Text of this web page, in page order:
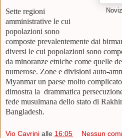
Sette regioni
amministrative le cui
popolazioni sono
composte prevalentemente dai
diversi le cui popolazioni sono
da minoranze etniche come quelle
numerose. Zone e divisioni auto-
Myanmar un paese molto
dimostra la drammatica
fede musulmana dello stato di
Bangladesh.
Vio Cavrini alle 16:05 Nessun